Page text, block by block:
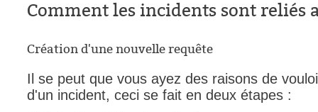
Comment les incidents sont reliés
Création d'une nouvelle requête
Il se peut que vous ayez des raisons de
d'un incident, ceci se fait en deux étapes :